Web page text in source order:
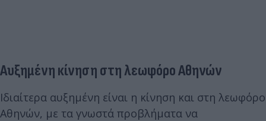
Αυξημένη κίνηση στη λεωφόρο Αθηνών
Ιδιαίτερα αυξημένη είναι η κίνηση και στη λεωφόρο
Αθηνών, με τα γνωστά προβλήματα να